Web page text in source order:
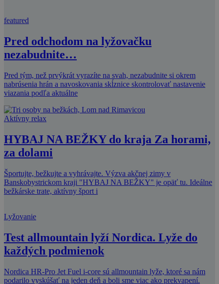
featured
Pred odchodom na lyžovačku
nezabudnite…
Pred tým, než prvýkrát vyrazíte na svah, nezabudnite si okrem
nabrúsenia hrán a navoskovania skĺznice skontrolovať nastavenie
viazania podľa aktuálne
Aktívny relax
HYBAJ NA BEŽKY do kraja Za horami,
za dolami
Športujte, bežkujte a vyhrávajte. Výzva akčnej zimy v
Banskobystrickom kraji "HYBAJ NA BEŽKY" je opäť tu. Ideálne
bežkárske trate, aktívny šport i
Lyžovanie
Test allmountain lyží Nordica. Lyže do
každých podmienok
Nordica HR-Pro Jet Fuel i-core sú allmountain lyže, ktoré sa nám
podarilo vyskúšať na jeden deň a boli sme viac ako prekvapení.